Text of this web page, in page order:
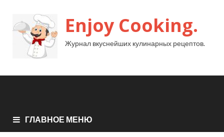
Enjoy Cooking.
Журнал вкуснейших кулинарных рецептов.
ГЛАВНОЕ МЕНЮ